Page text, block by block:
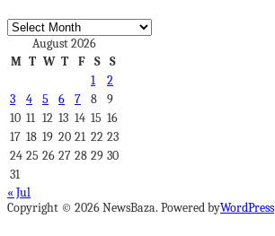
Archives
August 2026
M T W T F S
S
1
2
3
4 5 6 7 8
9
10 11 12 13 14 15 16
17 18 19 20 21 22 23
24 25 26 27 28 29 30
31
« Jul
Copyright © 2026 NewsBaza. Powered byWordPress